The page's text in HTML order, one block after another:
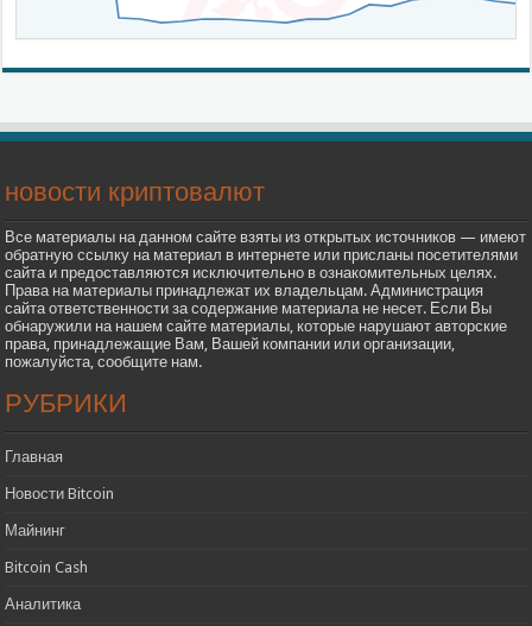
новости криптовалют
Все материалы на данном сайте взяты из открытых источников — имеют
обратную ссылку на материал в интернете или присланы посетителями
сайта и предоставляются исключительно в ознакомительных целях.
Права на материалы принадлежат их владельцам. Администрация
сайта ответственности за содержание материала не несет. Если Вы
обнаружили на нашем сайте материалы, которые нарушают авторские
права, принадлежащие Вам, Вашей компании или организации,
пожалуйста, сообщите нам.
РУБРИКИ
Главная
Новости Bitcoin
Майнинг
Bitcoin Cash
Аналитика